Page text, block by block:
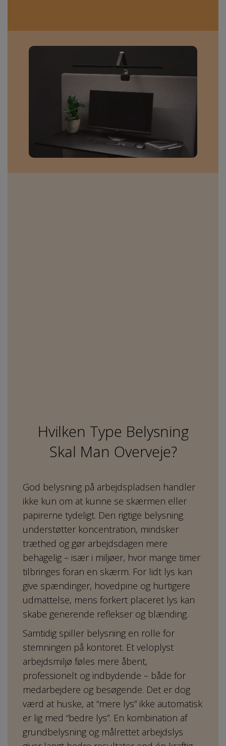
Hvilken Type Belysning
Skal Man Overveje?
God belysning på arbejdspladsen handler
ikke kun om at kunne se skærmen eller
papirerne tydeligt. Den rigtige belysning
understøtter koncentration, mindsker
træthed og gør arbejdsdagen mere
behagelig – især i miljøer, hvor mange timer
tilbringes foran en skærm. For lidt lys kan
give spændinger, hovedpine og hurtigere
udmattelse, mens forkert placeret lys kan
skabe generende reflekser og blænding.
Samtidig spiller belysning en rolle for
stemningen på kontoret. Et veloplyst
arbejdsmiljø føles mere åbent,
professionelt og indbydende – både for
medarbejdere og besøgende. Det er dog
værd at huske, at “mere lys” ikke automatisk
er lig med “bedre lys”. En kombination af
grundbelysning og målrettet arbejdslys